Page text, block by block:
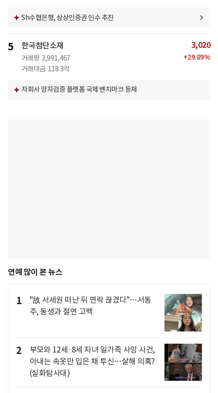
Sh수협은행, 상상인증권 인수 추진
5 한국첨단소재
거래량 3,991,467
거래대금 118.3억
3,020
+29.89%
자회사 양자검증 플랫폼 국제 벤치마크 등재
연예 많이 본 뉴스
1
"故 서세원 떠난 뒤 연락 끊겼다"…서동
주, 동생과 절연 고백
2
부모와 12세·8세 자녀 일가족 사망 사건,
아내는 속옷만 입은 채 투신…살해 의혹?
(실화탐사대)